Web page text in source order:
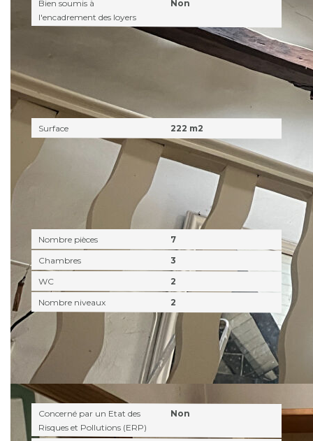
Bien soumis à
l'encadrement des loyers
Non
Surfaces
Surface 222 m2
Nombre pièces
7
Chambres
3
WC
2
Nombre niveaux
2
Diagnostics
Concerné par un Etat des
Risques et Pollutions (ERP)
Non